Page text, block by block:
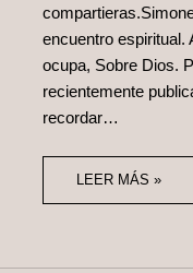
encuentro espiritual.
ocupa, Sobre Dios.
recientemente
recordar…
LEER MÁS »